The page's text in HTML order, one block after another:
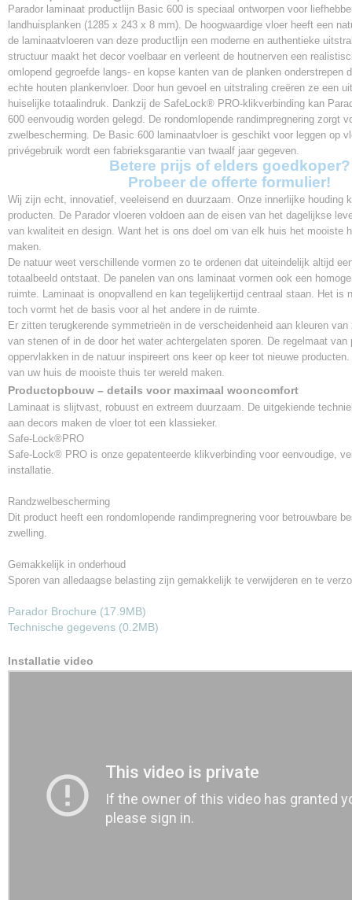
Afmetingen
1285 * 243 * 8 mm
Aantal planken per pak
7
Garantie
12 jaar
V-groef
4V groef
Gebruiksklasse
AC4
Klik systeem
safe-lock pro
Vloerverwarming
Geschikt
Warmtedoorlaatweerstand
0,048 m²*K/W
Parador laminaat productlijn Basic 600 is speciaal ontworpen voor
landhuisplanken (1285 x 243 x 8 mm). De hoogwaardige vloer heeft een
de laminaatvloeren van deze productlijn een moderne en authentieke
structuur maakt het decor voelbaar en verleent de houtnerven een
omlopend gegroefde langs- en kopse kanten van de planken onderstrepen
echte houten plankenvloer. Door hun gevoel en uitstraling creëren ze een
huiselijke totaalindruk. Dankzij de SafeLock® PRO-klikverbinding kan
600 eenvoudig worden gelegd. De rondomlopende randimpregnering zorgt
zwelbescherming. De Basic 600 laminaatvloer is geschikt voor leggen op
privégebruik wordt een fabrieksgarantie van twaalf jaar gegeven.
Betere prijs of elders goedkoper?
Probeer de offerte formulier!
Wij zijn echt, innovatief, veeleisend en duurzaam. Onze innerlijke houding
producten. De Parador vloeren voldoen aan de eisen van het dagelijkse
van kwaliteit en design. Want het is ons doel om van elk huis het mooiste
maken.
De natuur weet verschillende vormen zo te ordenen dat uiteindelijk altijd
totaalbeeld ontstaat. De panelen van ons laminaat vormen ook een
ruimte. Laminaat is onopvallend en kan tegelijkertijd centraal staan. Het is
toch vormt het de basis voor al het andere in de ruimte.
Er zitten terugkerende symmetrieën in de verscheidenheid aan kleuren
van stenen of in de door het water achtergelaten sporen. De regelmaat van
oppervlakken in de natuur inspireert ons keer op keer tot nieuwe
van uw huis de mooiste thuis ter wereld maken.
Productopbouw – details voor maximaal wooncomfort
Laminaat is slijtvast, robuust en extreem duurzaam. De uitgekiende
aan decors maken de vloer tot een klassieker.
Safe-Lock®PRO
Safe-Lock® PRO is onze gepatenteerde klikverbinding voor eenvoudige,
installatie.
Randzwelbescherming
Dit product heeft een rondomlopende randimpregnering voor betrouwbare
zwelling.
Gemakkelijk in onderhoud
Sporen van alledaagse belasting zijn gemakkelijk te verwijderen en te
Parador Brochure (17.9MB)
Technische gegevens (0.2MB)
Installatie video